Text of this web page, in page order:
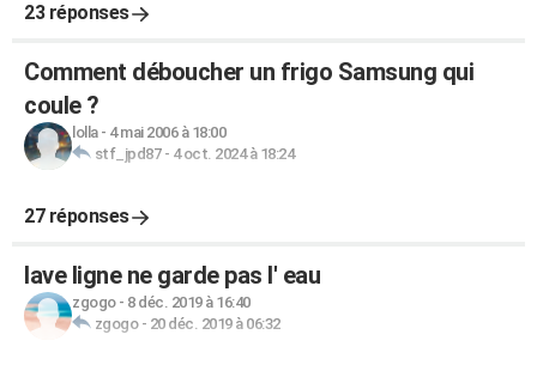
23 réponses
Comment déboucher un frigo Samsung qui
coule ?
lolla- 4 mai 2006 à 18:00
stf_jpd87- 4 oct. 2024 à 18:24
27 réponses
lave ligne ne garde pas l' eau
zgogo- 8 déc. 2019 à 16:40
zgogo- 20 déc. 2019 à 06:32